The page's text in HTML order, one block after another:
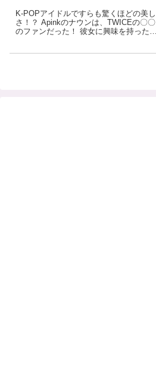
K-POPアイドルですらも驚くほどの美し
さ！？ Apinkのナウンは、TWICEの〇〇
のファンだった！ 彼女に興味を持ったき